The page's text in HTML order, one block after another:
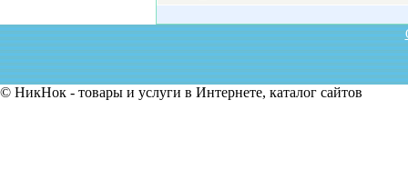
© НикНок - товары и услуги в Интернете, каталог сайтов